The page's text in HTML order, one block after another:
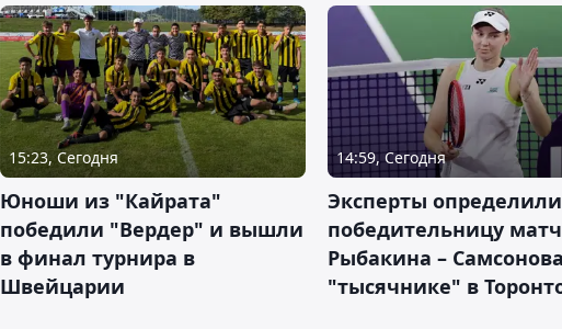
15:23, Сегодня
Юноши из "Кайрата"
победили "Вердер" и вышли
в финал турнира в
Швейцарии
14:59, Сегодня
Эксперты определили
победительницу
Рыбакина –
"тысячнике" в